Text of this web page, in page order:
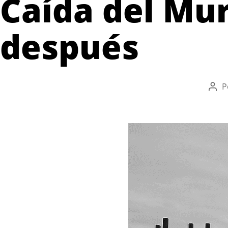
Caída del
después